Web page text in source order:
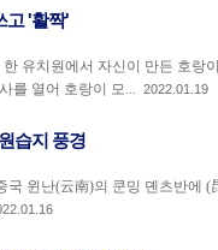
고 '활짝'
유치원에서 자신이 만든 호랑
를 열어 호랑이 모... 2022.01.19
습지 풍경
국 윈난(云南)의 쿤밍 뎬츠반에